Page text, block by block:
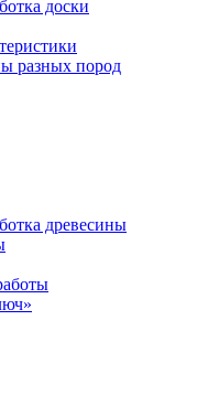
доски
разных пород
древесины